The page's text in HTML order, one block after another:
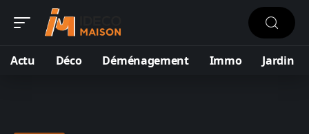
Actu Déco Déménagement Immo Jardin